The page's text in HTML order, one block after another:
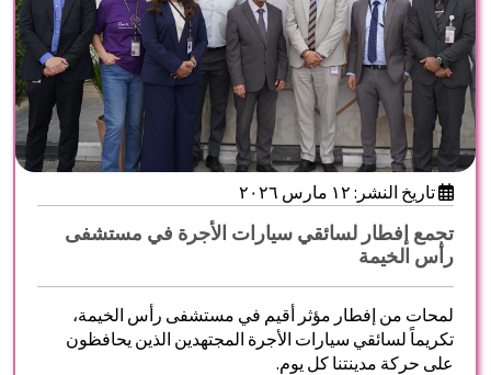
تاريخ النشر: ١٢ مارس ٢٠٢٦
تجمع إفطار لسائقي سيارات الأجرة في مستشفى
رأس الخيمة
لمحات من إفطار مؤثر أقيم في مستشفى رأس الخيمة،
تكريماً لسائقي سيارات الأجرة المجتهدين الذين يحافظون
على حركة مدينتنا كل يوم.